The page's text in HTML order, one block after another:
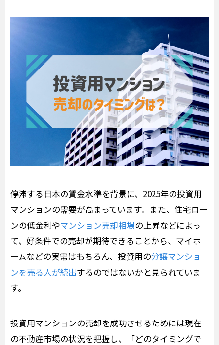
停滞する日本の賃金水準を背景に、2025年の投資用
マンションの需要が高まっています。また、住宅ロー
ンの低金利やマンション売却相場の上昇などによっ
て、好条件での売却が期待できることから、マイホ
ームなどの実需はもちろん、投資用の分譲マンショ
ンを売る人が続出するのではないかと見られていま
す。
投資用マンションの売却を成功させるためには現在
の不動産市場の状況を把握し、「どのタイミングで